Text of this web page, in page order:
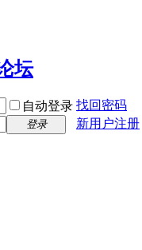
自动登录 找回密码
登录
新用户注册